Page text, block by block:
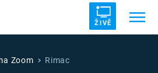
ŽIVĚ
DRUHÁ SVĚTOVÁ VÁLKA
Zoom Rimac